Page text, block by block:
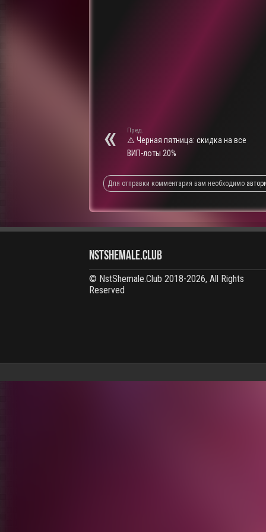
Пред.
⚠️ Черная пятница: скидка на все
ВИП-лоты 20%
Для отправки комментария вам необходимо
NstShemale.Club
© NstShemale.Club 2018-2026, All Rights
Reserved